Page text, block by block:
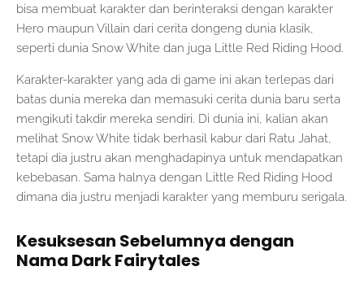
bisa membuat karakter dan berinteraksi dengan karakter
Hero maupun Villain dari cerita dongeng dunia klasik,
seperti dunia Snow White dan juga Little Red Riding Hood.
Karakter-karakter yang ada di game ini akan terlepas dari
batas dunia mereka dan memasuki cerita dunia baru serta
mengikuti takdir mereka sendiri. Di dunia ini, kalian akan
melihat Snow White tidak berhasil kabur dari Ratu Jahat,
tetapi dia justru akan menghadapinya untuk mendapatkan
kebebasan. Sama halnya dengan Little Red Riding Hood
dimana dia justru menjadi karakter yang memburu serigala.
Kesuksesan Sebelumnya dengan
Nama Dark Fairytales